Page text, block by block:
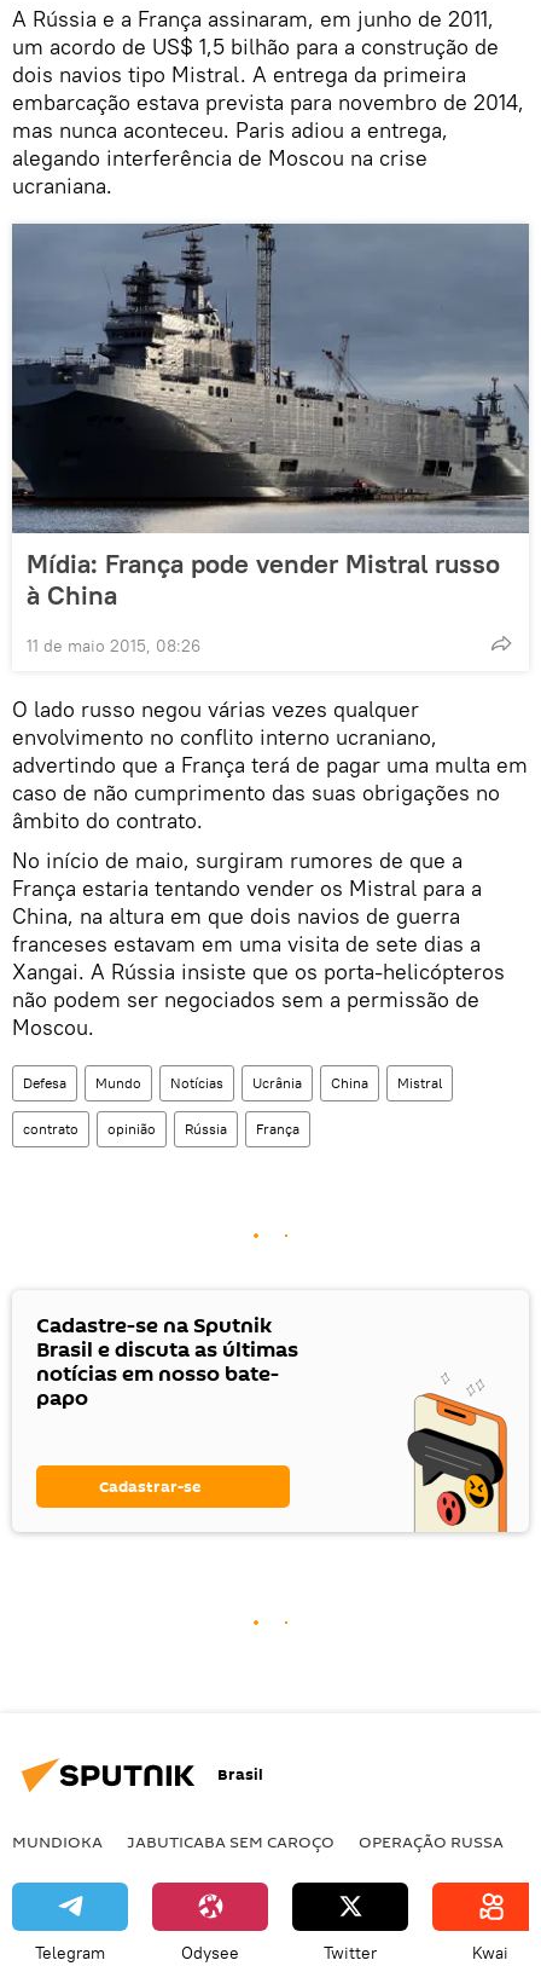
A Rússia e a França assinaram, em junho de 2011,
um acordo de US$ 1,5 bilhão para a construção de
dois navios tipo Mistral. A entrega da primeira
embarcação estava prevista para novembro de 2014,
mas nunca aconteceu. Paris adiou a entrega,
alegando interferência de Moscou na crise
ucraniana.
Mídia: França pode vender Mistral russo
à China
11 de maio 2015, 08:26
O lado russo negou várias vezes qualquer
envolvimento no conflito interno ucraniano,
advertindo que a França terá de pagar uma multa em
caso de não cumprimento das suas obrigações no
âmbito do contrato.
No início de maio, surgiram rumores de que a
França estaria tentando vender os Mistral para a
China, na altura em que dois navios de guerra
franceses estavam em uma visita de sete dias a
Xangai. A Rússia insiste que os porta-helicópteros
não podem ser negociados sem a permissão de
Moscou.
Defesa Mundo Notícias Ucrânia China Mistral
contrato opinião Rússia França
Cadastre-se na Sputnik
Brasil e discuta as últimas
notícias em nosso bate-
papo
Cadastrar-se
Brasil
MUNDIOKA JABUTICABA SEM CAROÇO OPERAÇÃO RUSSA
Telegram Odysee Twitter Kwai